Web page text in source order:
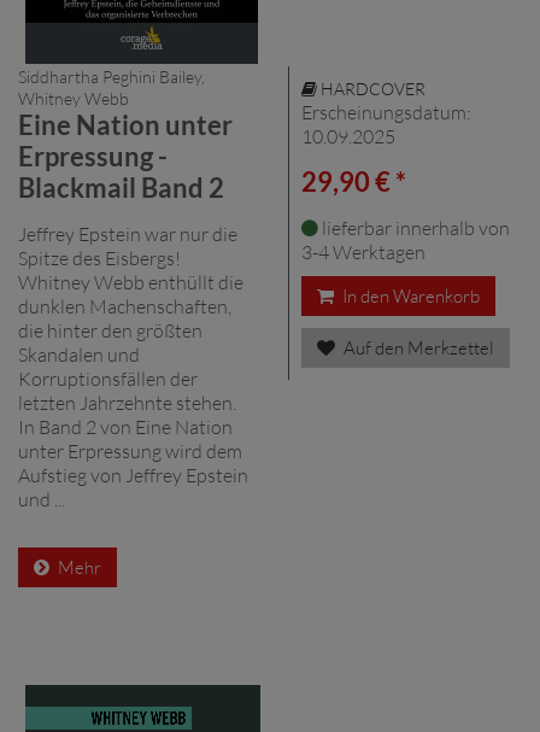
Siddhartha Peghini Bailey,
Whitney Webb
Eine Nation unter
Erpressung -
Blackmail Band 2
Jeffrey Epstein war nur die
Spitze des Eisbergs!
Whitney Webb enthüllt die
dunklen Machenschaften,
die hinter den größten
Skandalen und
Korruptionsfällen der
letzten Jahrzehnte stehen.
In Band 2 von Eine Nation
unter Erpressung wird dem
Aufstieg von Jeffrey Epstein
und ...
Mehr
HARDCOVER
Erscheinungsdatum:
10.09.2025
29,90 € *
lieferbar innerhalb von
3-4 Werktagen
In den Warenkorb
Auf den Merkzettel